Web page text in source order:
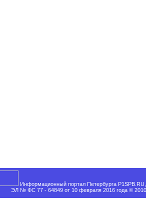
Информационный портал Петербурга
ЭЛ № ФС 77 - 64849 от 10 февраля 2016 года ©